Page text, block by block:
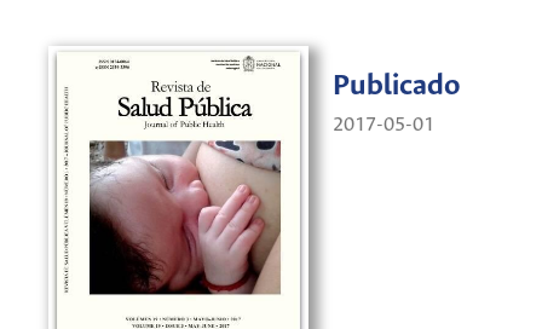
Publicado
2017-05-01